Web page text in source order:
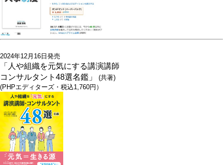
2024年12月16日発売
「人や組織を元気にする講演講師
コンサルタント48選名鑑」 (共著)
(PHPエディターズ・税込1,760円）